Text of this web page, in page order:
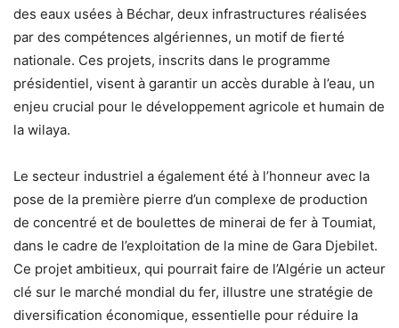
des eaux usées à Béchar, deux infrastructures réalisées
par des compétences algériennes, un motif de fierté
nationale. Ces projets, inscrits dans le programme
présidentiel, visent à garantir un accès durable à l’eau, un
enjeu crucial pour le développement agricole et humain de
la wilaya.
Le secteur industriel a également été à l’honneur avec la
pose de la première pierre d’un complexe de production
de concentré et de boulettes de minerai de fer à Toumiat,
dans le cadre de l’exploitation de la mine de Gara Djebilet.
Ce projet ambitieux, qui pourrait faire de l’Algérie un acteur
clé sur le marché mondial du fer, illustre une stratégie de
diversification économique, essentielle pour réduire la